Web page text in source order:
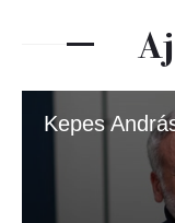
Kepes